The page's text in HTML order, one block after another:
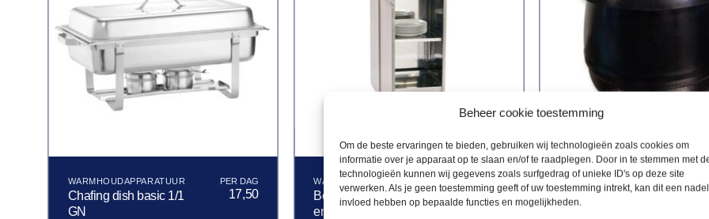
Beheer cookie toestemming
Om de beste ervaringen te bieden, gebruiken wij technologieën zoals cookies om
informatie over je apparaat op te slaan en/of te raadplegen. Door in te stemmen met
technologieën kunnen wij gegevens zoals surfgedrag of unieke ID's op deze site
verwerken. Als je geen toestemming geeft of uw toestemming intrekt, kan dit een
invloed hebben op bepaalde functies en mogelijkheden.
WARMHOUDAPPARATUUR
Chafing dish basic 1/1
GN
17,50
WARMHOUDAPPARATUUR
Bordenwarmer kast
enkel caterchef
37,50
WARMHOUDAPPARATUUR
Hotpot zwart 8-10L